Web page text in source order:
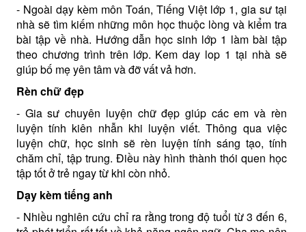
- Ngoài dạy kèm môn Toán, Tiếng Việt lớp 1, gia sư tại
nhà sẽ tìm kiếm những môn học thuộc lòng và kiểm tra
bài tập về nhà. Hướng dẫn học sinh lớp 1 làm bài tập
theo chương trình trên lớp. Kem day lop 1 tại nhà sẽ
giúp bố mẹ yên tâm và đỡ vất vả hơn.
Rèn chữ đẹp
- Gia sư chuyên luyện chữ đẹp giúp các em và rèn
luyện tính kiên nhẫn khi luyện viết. Thông qua việc
luyện chữ, học sinh sẽ rèn luyện tính sáng tạo, tính
chăm chỉ, tập trung. Điều này hình thành thói quen học
tập tốt ở trẻ ngay từ khi còn nhỏ.
Dạy kèm tiếng anh
- Nhiều nghiên cứu chỉ ra rằng trong độ tuổi từ 3 đến 6,